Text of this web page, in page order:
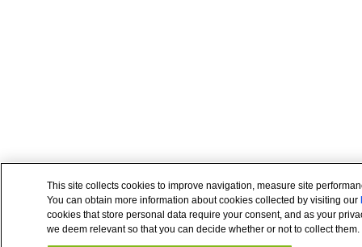
This site collects cookies to improve navigation, measure site
You can obtain more information about cookies collected by visiting our
cookies that store personal data require your consent, and as your
we deem relevant so that you can decide whether or not to collect them.